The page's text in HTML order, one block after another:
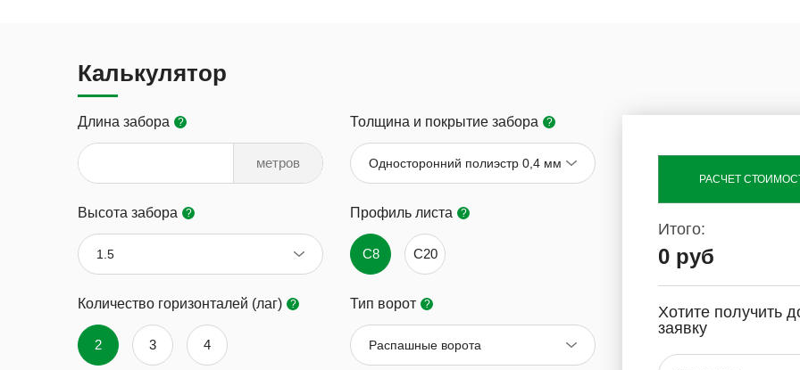
Калькулятор
Длина забора ?
метров
Толщина и покрытие забора ?
Односторонний полиэстр 0,4 мм
Высота забора ?
1.5
Профиль листа ?
C8 C20
Количество горизонталей (лаг) ?
2 3 4
Тип ворот ?
Распашные ворота
РАСЧЕТ
Итого:
0 руб
Хотите получить
заявку